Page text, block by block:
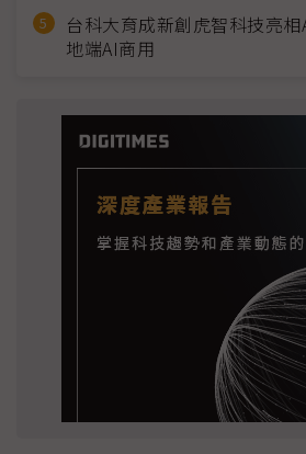
台科大育成新創虎智科技亮相
地端AI商用